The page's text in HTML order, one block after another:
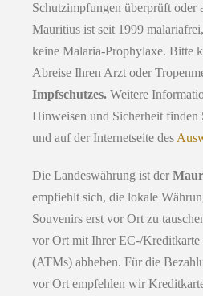
Schutzimpfungen überprüft oder
Mauritius ist seit 1999
keine Malaria-Prophylaxe. Bitte
Abreise Ihren Arzt oder
Impfschutzes. Weitere
Hinweisen und Sicherheit finden
und auf der Internetseite des
Die Landeswährung ist der
empfiehlt sich, die lokale
Souvenirs erst vor Ort zu
vor Ort mit Ihrer EC-/Kreditkarte
(ATMs) abheben. Für die
vor Ort empfehlen wir